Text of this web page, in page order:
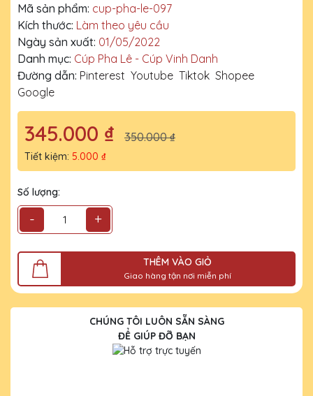
Mã sản phẩm: cup-pha-le-097
Kích thước: Làm theo yêu cầu
Ngày sản xuất: 01/05/2022
Danh mục: Cúp Pha Lê - Cúp Vinh Danh
Đường dẫn: Pinterest Youtube Tiktok Shopee
Google
345.000 ₫ 350.000 ₫
Tiết kiệm: 5.000 ₫
Số lượng:
- +
THÊM VÀO GIỎ
Giao hàng tận nơi miễn phí
CHÚNG TÔI LUÔN SẴN SÀNG
ĐỂ GIÚP ĐỠ BẠN